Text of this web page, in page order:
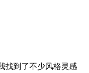
找到了不少风格灵感